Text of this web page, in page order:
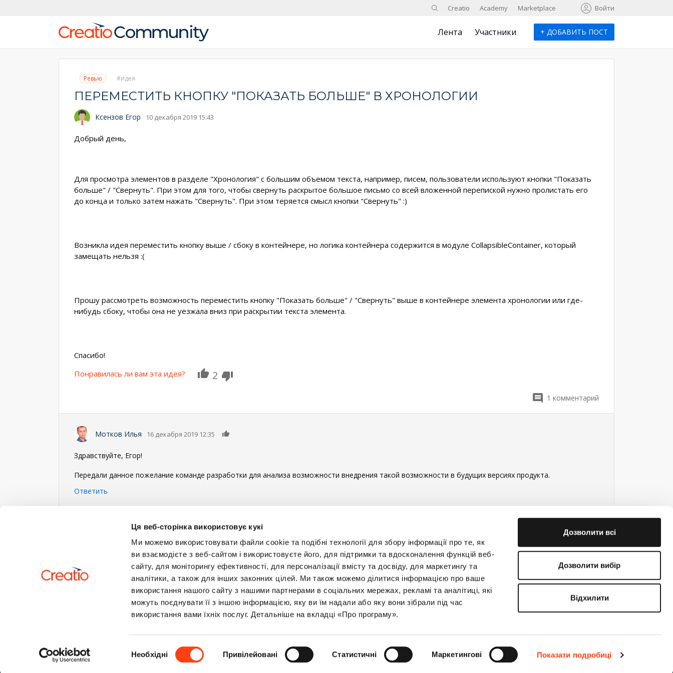
Ця веб-сторінка використовує кукі
Ми можемо використовувати файли cookie та подібні технології для збору інформації про те, як
ви взаємодієте з веб-сайтом і використовуєте його, для підтримки та вдосконалення функцій веб-
сайту, для моніторингу ефективності, для персоналізації вмісту та досвіду, для маркетингу та
аналітики, а також для інших законних цілей. Ми також можемо ділитися інформацією про ваше
використання нашого сайту з нашими партнерами в соціальних мережах, рекламі та аналітиці, які
можуть поєднувати її з іншою інформацією, яку ви їм надали або яку вони зібрали під час
використання вами їхніх послуг. Детальніше на вкладці «Про програму».
згоди
Необхідні Привілейовані Статистичні Маркетингові Показати подробиці
Дозволити всі
Дозволити вибір
Відхилити
ПоискCreatio Academy Marketplace Войти
Лента Участники + ДОБАВИТЬ ПОСТ
Ревью идея
ПЕРЕМЕСТИТЬ КНОПКУ "ПОКАЗАТЬ БОЛЬШЕ" В ХРОНОЛОГИИ
Ксензов Егор 10 декабря 2019 15:43
Добрый день,
Для просмотра элементов в разделе "Хронология" с большим объемом текста, например, писем, пользователи используют кнопки "Показать
больше" / "Свернуть". При этом для того, чтобы свернуть раскрытое большое письмо со всей вложенной перепиской нужно пролистать его
до конца и только затем нажать "Свернуть". При этом теряется смысл кнопки "Свернуть" :)
Возникла идея переместить кнопку выше / сбоку в контейнере, но логика контейнера содержится в модуле CollapsibleContainer, который
замещать нельзя :(
Прошу рассмотреть возможность переместить кнопку "Показать больше" / "Свернуть" выше в контейнере элемента хронологии или где-
нибудь сбоку, чтобы она не уезжала вниз при раскрытии текста элемента.
Спасибо!
Понравилась ли вам эта идея?
2
1 комментарий
Мотков Илья 16 декабря 2019 12:35
Здравствуйте, Егор!
Передали данное пожелание команде разработки для анализа возможности внедрения такой возможности в будущих версиях продукта.
Ответить
Будьте на связи!
+38 (044) 363-31-33 support@creatio.com
© 2002-2026 Creatio Конфиденциальность